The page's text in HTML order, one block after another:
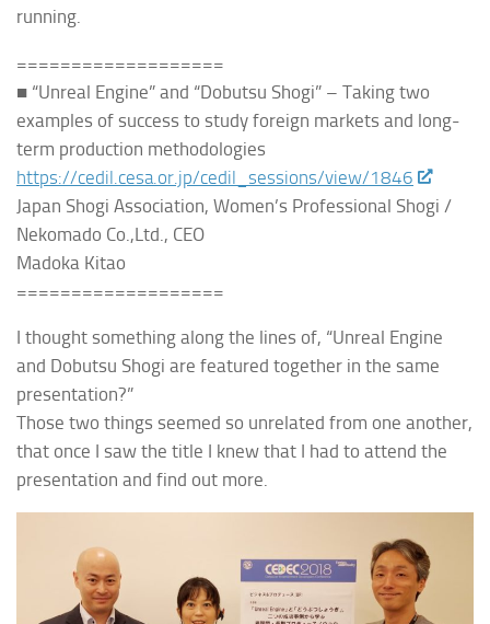
running.
===================
■ “Unreal Engine” and “Dobutsu Shogi” – Taking two
examples of success to study foreign markets and long-
term production methodologies
https://cedil.cesa.or.jp/cedil_sessions/view/1846
Japan Shogi Association, Women’s Professional Shogi /
Nekomado Co.,Ltd., CEO
Madoka Kitao
===================
I thought something along the lines of, “Unreal Engine
and Dobutsu Shogi are featured together in the same
presentation?”
Those two things seemed so unrelated from one another,
that once I saw the title I knew that I had to attend the
presentation and find out more.